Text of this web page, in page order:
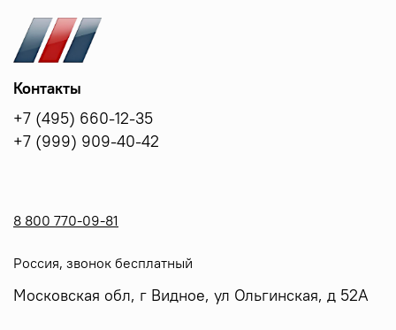
Контакты
+7 (495) 660-12-35
+7 (999) 909-40-42
8 800 770-09-81
Россия, звонок бесплатный
Московская обл, г Видное, ул Ольгинская, д 52А